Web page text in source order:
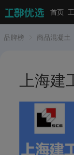
首页
品牌榜 商品混凝土
上海建